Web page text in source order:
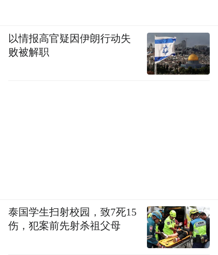
以情报高官疑因伊朗行动失
败被解职
泰国学生扫射校园，致7死15
伤，犯案前先射杀祖父母